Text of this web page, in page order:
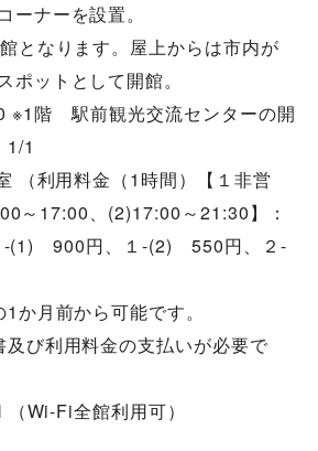
ーナーを設置。
となります。屋上からは市内が
ポットとして開館。
※1階 駅前観光交流センターの開
1/1
（利用料金（1時間）【１非営
～17:00、(2)17:00～21:30】：
-(1) 900円、１-(2) 550円、２-
か月前から可能です。
び利用料金の支払いが必要で
Wi-Fi全館利用可）